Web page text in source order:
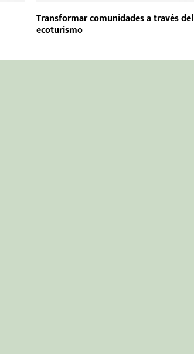
Transformar comunidades a través del
ecoturismo